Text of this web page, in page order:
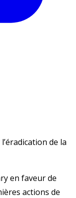
de la
en faveur de
actions de